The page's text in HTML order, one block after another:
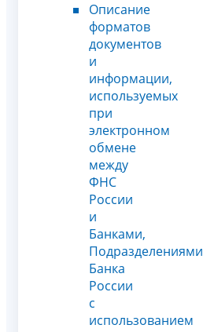
Описание
форматов
документов
и
информации,
используемых
при
электронном
обмене
между
ФНС
России
и
Банками,
Подразделениями
Банка
России
с
использованием